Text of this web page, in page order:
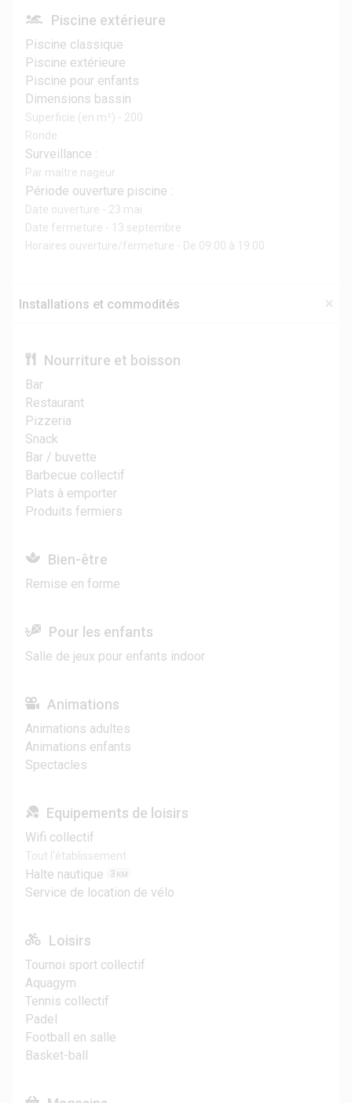
Piscine extérieure
Piscine classique
Piscine extérieure
Piscine pour enfants
Dimensions bassin
Superficie (en m²) - 200
Ronde
Surveillance :
Par maître nageur
Période ouverture piscine :
Date ouverture - 23 mai
Date fermeture - 13 septembre
Horaires ouverture/fermeture - De 09:00 à 19:00
Installations et commodités
Nourriture et boisson
Bar
Restaurant
Pizzeria
Snack
Bar / buvette
Barbecue collectif
Plats à emporter
Produits fermiers
Bien-être
Remise en forme
Pour les enfants
Salle de jeux pour enfants indoor
Animations
Animations adultes
Animations enfants
Spectacles
Equipements de loisirs
Wifi collectif
Tout l'établissement
Halte nautique 3 KM
Service de location de vélo
Loisirs
Tournoi sport collectif
Aquagym
Tennis collectif
Padel
Football en salle
Basket-ball